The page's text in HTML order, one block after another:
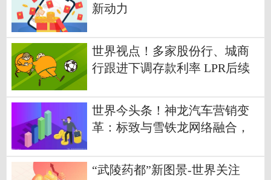
新动力
世界视点！多家股份行、城商
行跟进下调存款利率 LPR后续
世界今头条！神龙汽车营销变
革：标致与雪铁龙网络融合，
“武陵药都”新图景-世界关注